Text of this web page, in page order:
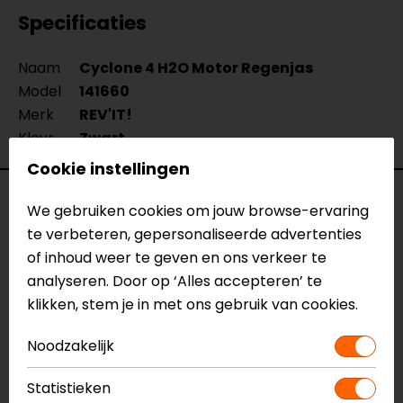
Specificaties
Naam
Cyclone 4 H2O Motor Regenjas
Model
141660
Merk
REV'IT!
Kleur
Zwart
Reviews (13)
30-06-2026
Ik was op zoek naar een regenjas voor over mijn
leren jas, goed geholpen en deze past perfect
over mijn jas.
- walraven
Cookie instellingen
We gebruiken cookies om jouw browse-ervaring
te verbeteren, gepersonaliseerde advertenties
of inhoud weer te geven en ons verkeer te
analyseren. Door op ‘Alles accepteren’ te
klikken, stem je in met ons gebruik van cookies.
Noodzakelijk
Statistieken